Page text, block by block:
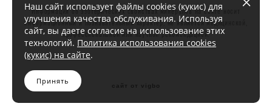
Информация об эзотерических свойствах минералов на сайте носит
информационный и познавательный характер, не является медицинской,
профессиональной или научной рекомендацией.
Наш сайт использует файлы cookies (кукис) для
улучшения качества обслуживания. Используя
сайт, вы даете согласие на использование этих
технологий. Политика использования cookies
(кукис) на сайте.
Принять